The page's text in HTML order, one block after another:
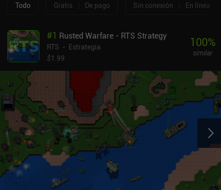
Todo Gratis De pago Sin conexión En línea
#1 Rusted Warfare - RTS Strategy
RTS
Estrategia
$1.99
100%
similar